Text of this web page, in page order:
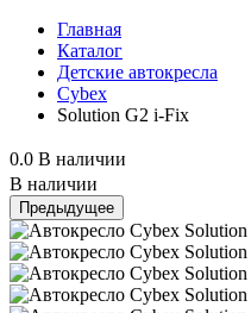
Главная
Каталог
Детские автокресла
Cybex
Solution G2 i-Fix
0.0 В наличии
В наличии
Предыдущее